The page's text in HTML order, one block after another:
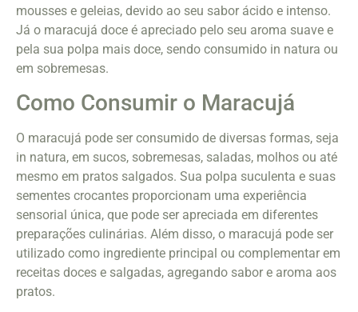
mousses e geleias, devido ao seu sabor ácido e intenso.
Já o maracujá doce é apreciado pelo seu aroma suave e
pela sua polpa mais doce, sendo consumido in natura ou
em sobremesas.
Como Consumir o Maracujá
O maracujá pode ser consumido de diversas formas, seja
in natura, em sucos, sobremesas, saladas, molhos ou até
mesmo em pratos salgados. Sua polpa suculenta e suas
sementes crocantes proporcionam uma experiência
sensorial única, que pode ser apreciada em diferentes
preparações culinárias. Além disso, o maracujá pode ser
utilizado como ingrediente principal ou complementar em
receitas doces e salgadas, agregando sabor e aroma aos
pratos.